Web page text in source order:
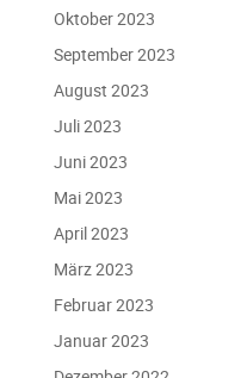
Oktober 2023
September 2023
August 2023
Juli 2023
Juni 2023
Mai 2023
April 2023
März 2023
Februar 2023
Januar 2023